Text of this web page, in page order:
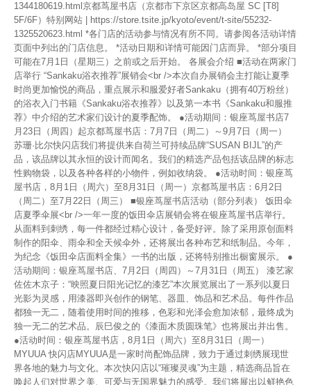
1344180619.html京都茑屋书店（京都市下京区京都高岛屋 SC [T8]
5F/6F）特别网站 | https://store.tsite.jp/kyoto/event/t-site/55232-
1325520623.html *各门店的活动参与情况有所不同。请参阅各活动详情
页面中列出的门店信息。 *活动日期和详情可能因门店而异。 *部分项目
可能在7月1日（星期三）之前或之后开始。 各展会介绍 ■活动在两家门
店举行 “Sankaku浴衣推荐”展销会<br />本次自办展销会主打能让夏季
时尚更加愉悦的商品，重点展示和服爱好者Sankaku（拥有40万粉丝）
的浴衣入门书籍《Sankaku浴衣推荐》以及第一本书《Sankaku和服推
荐》中介绍的艺术家们设计的夏季配饰。 ●活动期间：银座茑屋书店7
月23日（周四）起京都茑屋书店：7月7日（周二）～9月7日（周一）
苏珊·比尔快闪店我们将提供来自荷兰可持续品牌“SUSAN BIJL”的产
品，该品牌以其永恒的设计而闻名。我们的精选产品包括该品牌的标志
性购物袋，以及各种各样的小物件，例如收纳袋。 ●活动时间：银座茑
屋书店，8月1日（周六）至8月31日（周一）京都茑屋书店：6月2日
（周二）至7月22日（周三） ■银座茑屋书店活动（部分列表） 饭田伞
店夏季伞展<br />一年一度的饭田伞店展销会将在银座茑屋书店举行。
从面料到刺绣，每一件都经过精心设计，备受好评。除了采用原创面料
制作的阳伞、雨伞和全天候伞外，还将展出各种布艺和纸制品。今年，
为纪念《饭田伞店面料全集》一书的出版，还将特别推出橱窗展示。 ●
活动期间：银座茑屋书店、7月2日（周四）～7月31日（周五） 漆艺家
佐佐木京子：“映照夏日阳光记忆的漆艺”本次展览展出了一系列以夏日
光影为灵感，用漆器即兴创作的钢笔、器皿、饰品和艺术品。每件作品
都独一无二，随着使用时间的推移，色彩和光泽会愈加浓郁，最终成为
独一无二的艺术品。辰巳俊之的《漆面木质圆珠笔》也将展出并出售。
●活动时间：银座茑屋书店，8月1日（周六）至8月31日（周一）
MYUUA 快闪店MYUUA是一家时尚配饰品牌，致力于通过刺绣展现世
界各地的魅力与文化。本次快闪店以“璀璨灵魂”为主题，精选商品旨在
唤起人们对世界之美、可爱与无国界魅力的感受。我们将展出以鲜艳色